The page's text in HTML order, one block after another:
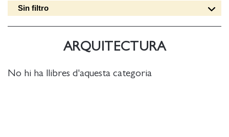
Sin filtro
Autor [A-Z]
ARQUITECTURA
No hi ha llibres d'aquesta categoria